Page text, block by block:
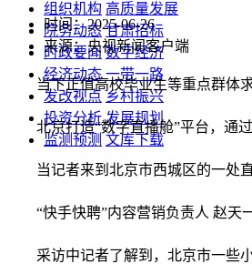
组织机构 高质量发展
院务动态 甘肃招标
时政要闻 数字经济
经济动态 一带一路
发改视点 乡村振兴
投资分析 发展规划
监测预测 文库下载
时间：2025-06-26
来源：央视新闻客户端
当下正值高校毕业生等重点群体
北京打造“数字直播舱”平台，通
当记者来到北京市西城区的一处
“快手快聘”内容营销负责人 赵天
采访中记者了解到，北京市一些